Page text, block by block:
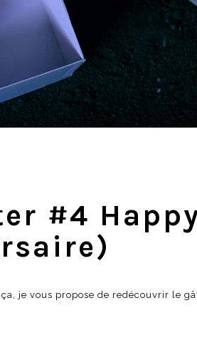
#4
je vous propose de redécouvrir le